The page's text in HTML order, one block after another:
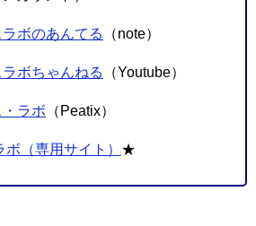
ボのあんてる （note）
ボちゃんねる （Youtube）
ラボ （Peatix）
（専用サイト） ★